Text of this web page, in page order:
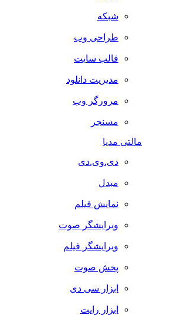
شبکه
طراحی وب
قالب سایت
مدیریت دانلود
مرورگر وب
مسنجر
مالتی مدیا
دی.وی.دی
مبدل
نمایش فیلم
ویرایشگر صوت
ویرایشگر فیلم
پخش صوت
ابزار سی دی
ابزار رایت